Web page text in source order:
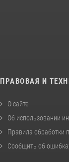
ПРАВОВАЯ И
О сайте
Об использовании
Правила обработки
Сообщить об